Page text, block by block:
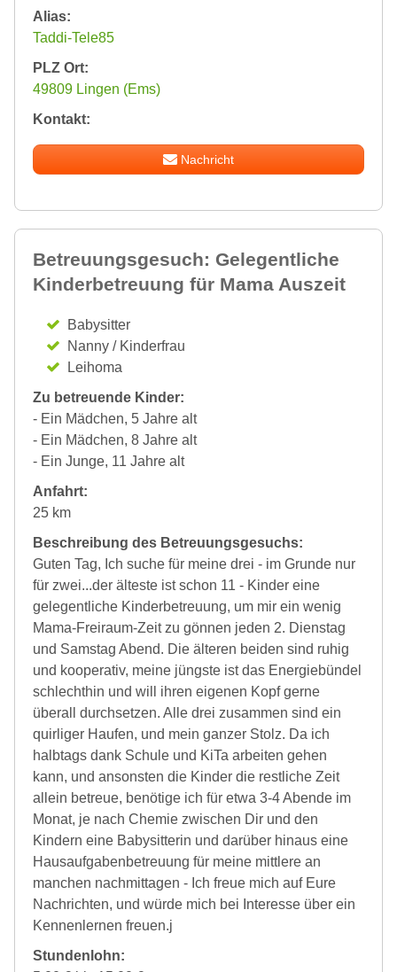
Alias:
Taddi-Tele85
PLZ Ort:
49809 Lingen (Ems)
Kontakt:
Nachricht
Betreuungsgesuch: Gelegentliche
Kinderbetreuung für Mama Auszeit
Babysitter
Nanny / Kinderfrau
Leihoma
Zu betreuende Kinder:
- Ein Mädchen, 5 Jahre alt
- Ein Mädchen, 8 Jahre alt
- Ein Junge, 11 Jahre alt
Anfahrt:
25 km
Beschreibung des Betreuungsgesuchs:
Guten Tag, Ich suche für meine drei - im Grunde nur
für zwei...der älteste ist schon 11 - Kinder eine
gelegentliche Kinderbetreuung, um mir ein wenig
Mama-Freiraum-Zeit zu gönnen jeden 2. Dienstag
und Samstag Abend. Die älteren beiden sind ruhig
und kooperativ, meine jüngste ist das Energiebündel
schlechthin und will ihren eigenen Kopf gerne
überall durchsetzen. Alle drei zusammen sind ein
quirliger Haufen, und mein ganzer Stolz. Da ich
halbtags dank Schule und KiTa arbeiten gehen
kann, und ansonsten die Kinder die restliche Zeit
allein betreue, benötige ich für etwa 3-4 Abende im
Monat, je nach Chemie zwischen Dir und den
Kindern eine Babysitterin und darüber hinaus eine
Hausaufgabenbetreuung für meine mittlere an
manchen nachmittagen - Ich freue mich auf Eure
Nachrichten, und würde mich bei Interesse über ein
Kennenlernen freuen.j
Stundenlohn: